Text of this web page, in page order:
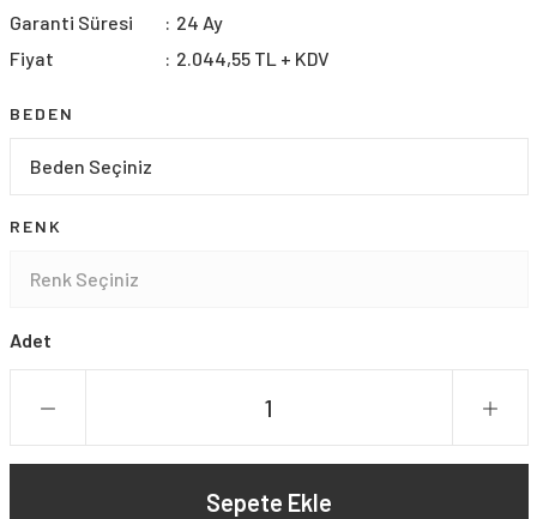
Garanti Süresi
24 Ay
Fiyat
2.044,55 TL + KDV
BEDEN
RENK
Adet
Sepete Ekle